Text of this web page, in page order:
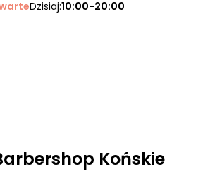
Dzisiaj:10:00-20:00
Końskie